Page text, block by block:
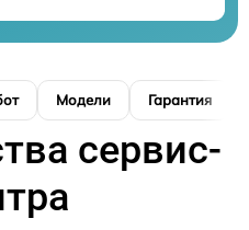
Модели Гарантия
сервис-